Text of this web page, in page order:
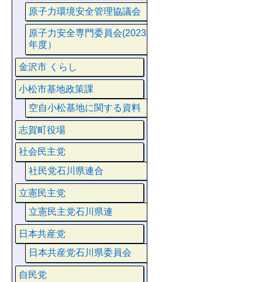
原子力環境安全管理協議会
原子力安全専門委員会(2023
年度）
金沢市 くらし
小松市基地政策課
空自小松基地に関する資料
志賀町役場
社会民主党
社民党石川県連合
立憲民主党
立憲民主党石川県連
日本共産党
日本共産党石川県委員会
自民党